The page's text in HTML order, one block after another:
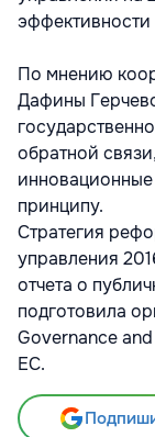
эффективности
По мнению
Дафины
обратной
принципу.
Стратегия
управления
отчета о
подготовила
Governance
ЕС.